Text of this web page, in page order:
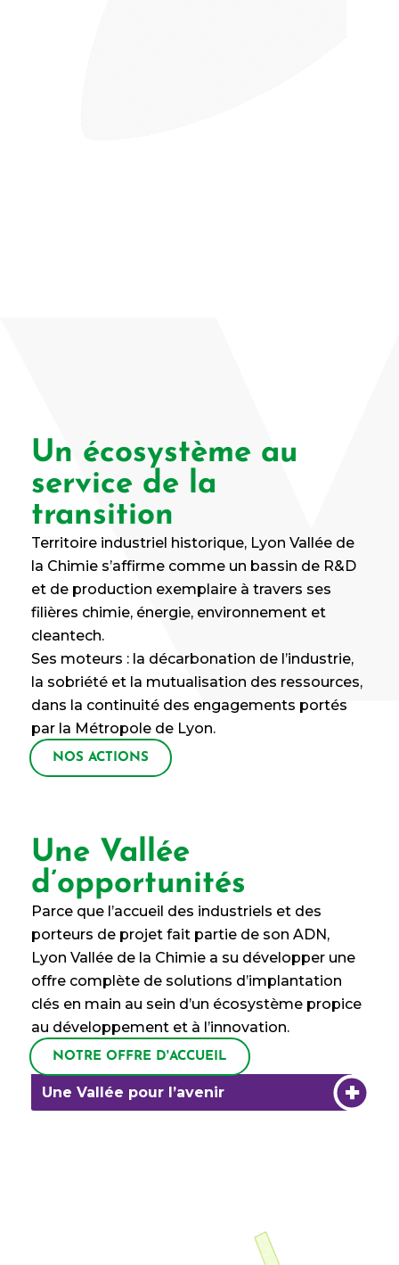
FAIRE VIVRE
ENSEMBLE
LA
TRANSITION
Nous découvrir
Un écosystème au
service de la
transition
Territoire industriel historique, Lyon Vallée de
la Chimie s’affirme comme un bassin de R&D
et de production exemplaire à travers ses
filières chimie, énergie, environnement et
cleantech.
Ses moteurs : la décarbonation de l’industrie,
la sobriété et la mutualisation des ressources,
dans la continuité des engagements portés
par la Métropole de Lyon.
NOS ACTIONS
Une Vallée
d’opportunités
Parce que l’accueil des industriels et des
porteurs de projet fait partie de son ADN,
Lyon Vallée de la Chimie a su développer une
offre complète de solutions d’implantation
clés en main au sein d’un écosystème propice
au développement et à l’innovation.
NOTRE OFFRE D'ACCUEIL
Une Vallée pour l’avenir